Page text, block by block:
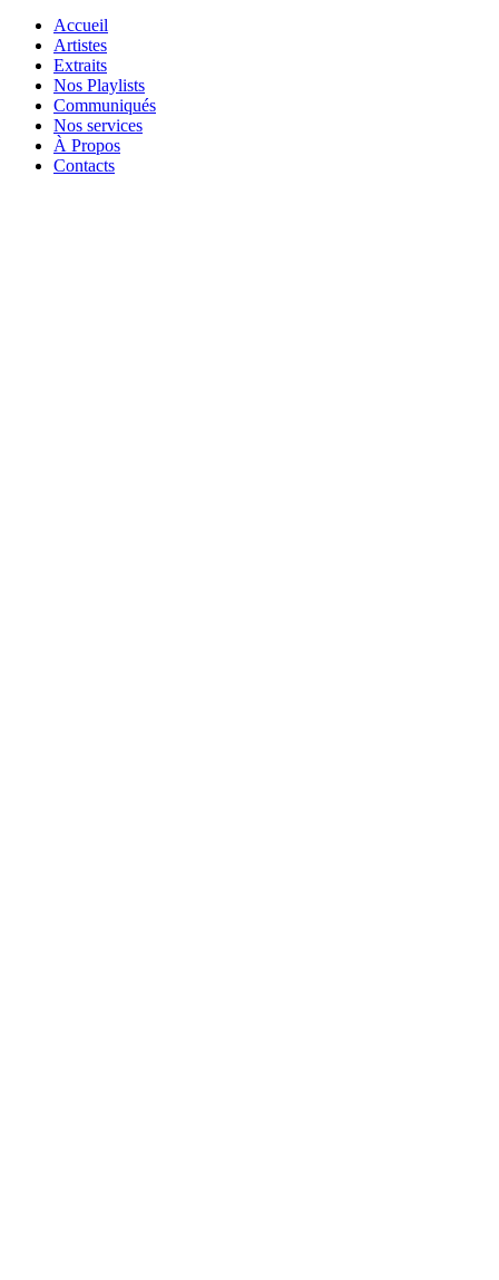
Accueil
Artistes
Extraits
Nos Playlists
Communiqués
Nos services
À Propos
Contacts